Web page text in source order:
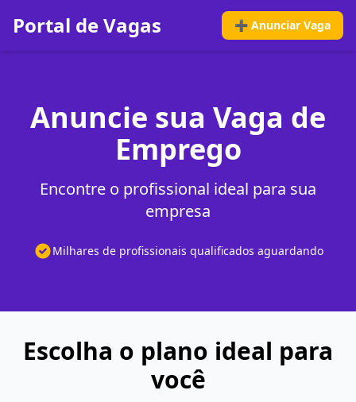
Portal de Vagas ➕ Anunciar Vaga
Anuncie sua Vaga de
Emprego
Encontre o profissional ideal para sua
empresa
Milhares de profissionais qualificados aguardando
Escolha o plano ideal para
você